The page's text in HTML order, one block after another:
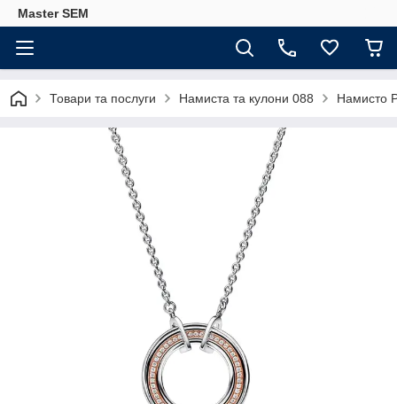
Master SEM
Товари та послуги Намиста та кулони 088 Намисто